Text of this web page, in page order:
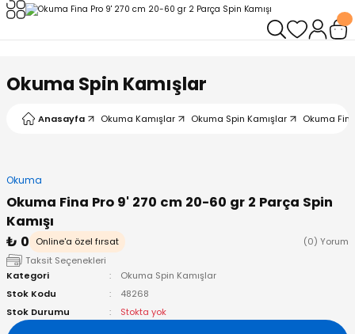
Okuma Spin Kamışlar
Anasayfa Okuma Kamışlar Okuma Spin Kamışlar Okuma
Okuma
Okuma Fina Pro 9' 270 cm 20-60 gr 2 Parça Spin
Kamışı
₺ 0
Online'a özel fırsat
(0) Yorum
Taksit Seçenekleri
Kategori
Okuma Spin Kamışlar
Stok Kodu
48268
Stok Durumu
Stokta yok
Kamışlar
& El Feneri